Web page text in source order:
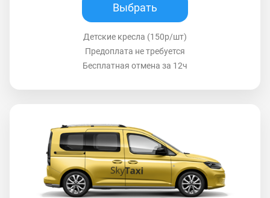
Выбрать
Детские кресла (150р/шт)
Предоплата не требуется
Бесплатная отмена за 12ч